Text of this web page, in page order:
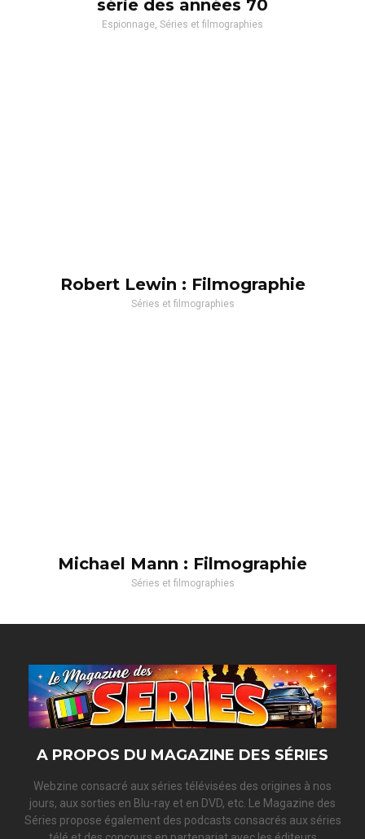
série des années 70
Espionnage, Séries et filmographies
Robert Lewin : Filmographie
Séries et filmographies
Michael Mann : Filmographie
Séries et filmographies
A PROPOS DU MAGAZINE DES SÉRIES
Webzine consacré aux séries télévisées des origines à nos
jours, aux sorties en Blu-ray et en DVD, etc. Le Magazine des
Séries propose également des podcasts consacrés aux séries